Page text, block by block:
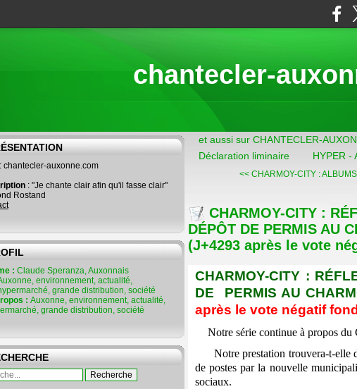
chantecler-
: chantecler-auxonne.com
: "Je chante clair afin qu'il fasse clair"
Rostand
: Claude Speranza, Auxonnais
: Auxonne, environnement, actualité,
grande distribution, société
et aussi sur CHANTECLER-
Déclaration liminaire
HYPER -
<< CHARMOY-CITY :
CHARMOY-CITY :
DÉPÔT DE PERMIS AU
(J+4293 après le vote
CHARMOY-CITY :
DE PERMIS AU
après le vote négatif
Notre série continue à propos
Notre prestation trouvera-t-elle
de postes par la nouvelle
sociaux.